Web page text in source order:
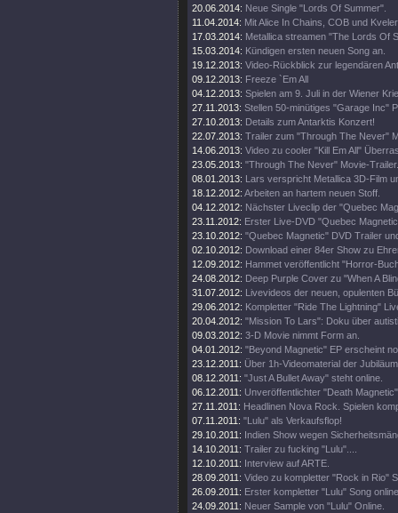
20.06.2014: Neue Single "Lords Of Summer".
11.04.2014: Mit Alice In Chains, COB und
17.03.2014: Metallica streamen "The Lords Of
15.03.2014: Kündigen ersten neuen Song an.
19.12.2013: Video-Rückblick zur legendären
09.12.2013: Freeze `Em All
04.12.2013: Spielen am 9. Juli in der Wiener
27.11.2013: Stellen 50-minütiges "Garage Inc"
27.10.2013: Details zum Antarktis Konzert!
22.07.2013: Trailer zum "Through The Never"
14.06.2013: Video zu cooler "Kill Em All"
23.05.2013: "Through The Never" Movie-Trailer.
08.01.2013: Lars verspricht Metallica 3D-Film
18.12.2012: Arbeiten an hartem neuen Stoff.
04.12.2012: Nächster Liveclip der "Quebec
23.11.2012: Erster Live-DVD "Quebec
23.10.2012: "Quebec Magnetic" DVD Trailer
02.10.2012: Download einer 84er Show zu
12.09.2012: Hammet veröffentlicht "Horror-
24.08.2012: Deep Purple Cover zu "When A
31.07.2012: Livevideos der neuen, opulenten
29.06.2012: Kompletter "Ride The Lightning"
20.04.2012: "Mission To Lars": Doku über
09.03.2012: 3-D Movie nimmt Form an.
04.01.2012: "Beyond Magnetic" EP erscheint
23.12.2011: Über 1h-Videomaterial der
08.12.2011: "Just A Bullet Away" steht online.
06.12.2011: Unveröffentlichter "Death
27.11.2011: Headlinen Nova Rock. Spielen
07.11.2011: "Lulu" als Verkaufsflop!
29.10.2011: Indien Show wegen
14.10.2011: Trailer zu fucking "Lulu"....
12.10.2011: Interview auf ARTE.
28.09.2011: Video zu kompletter "Rock in Rio"
26.09.2011: Erster kompletter "Lulu" Song
24.09.2011: Neuer Sample von "Lulu" Online.